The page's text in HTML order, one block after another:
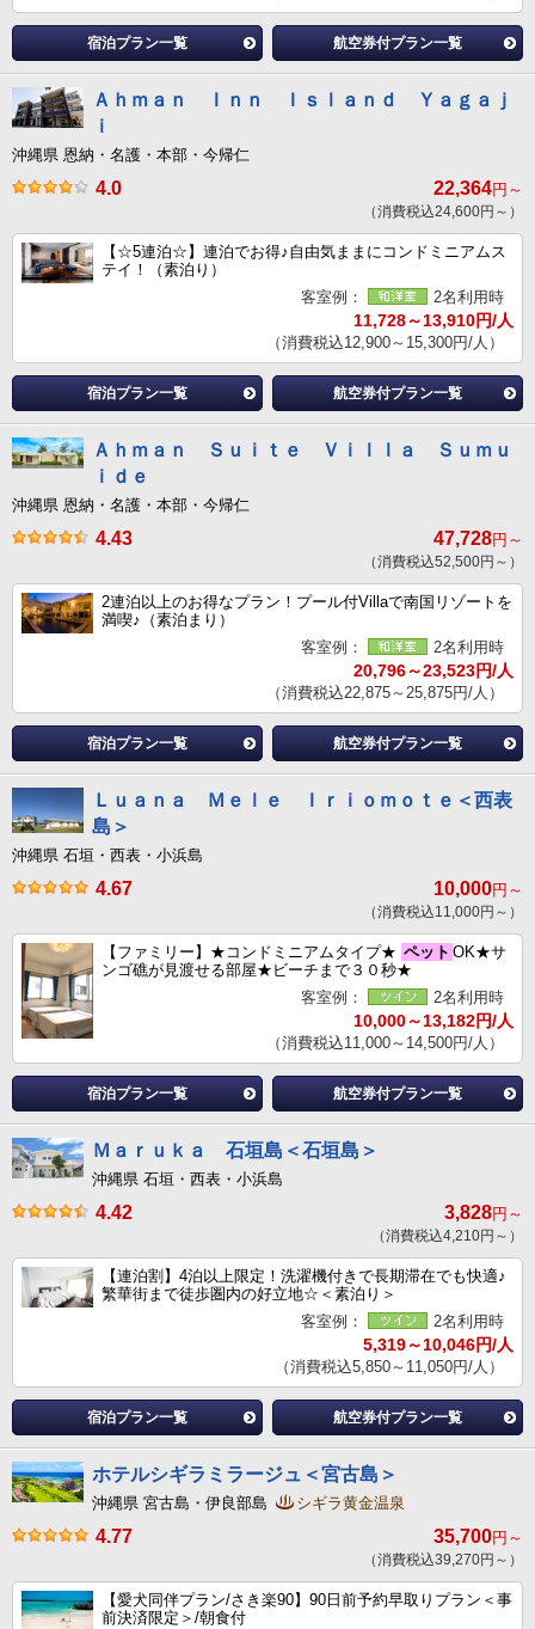
宿泊プラン一覧 航空券付プラン一覧
Ａｈｍａｎ Ｉｎｎ Ｉｓｌａｎｄ Ｙａｇａｊ
ｉ
沖縄県 恩納・名護・本部・今帰仁
4.0 22,364円～
（消費税込24,600円～）
【☆5連泊☆】連泊でお得♪自由気ままにコンドミニアムス
テイ！（素泊り）
客室例：
2名利用時
11,728～13,910円/人
（消費税込12,900～15,300円/人）
宿泊プラン一覧 航空券付プラン一覧
Ａｈｍａｎ Ｓｕｉｔｅ Ｖｉｌｌａ Ｓｕｍｕ
ｉｄｅ
沖縄県 恩納・名護・本部・今帰仁
4.43 47,728円～
（消費税込52,500円～）
2連泊以上のお得なプラン！プール付Villaで南国リゾートを
満喫♪（素泊まり）
客室例：
2名利用時
20,796～23,523円/人
（消費税込22,875～25,875円/人）
宿泊プラン一覧 航空券付プラン一覧
Ｌｕａｎａ Ｍｅｌｅ Ｉｒｉｏｍｏｔｅ＜西表
島＞
沖縄県 石垣・西表・小浜島
4.67 10,000円～
（消費税込11,000円～）
【ファミリー】★コンドミニアムタイプ★ ペット OK★サ
ンゴ礁が見渡せる部屋★ビーチまで３０秒★
客室例：
2名利用時
10,000～13,182円/人
（消費税込11,000～14,500円/人）
宿泊プラン一覧 航空券付プラン一覧
Ｍａｒｕｋａ 石垣島＜石垣島＞
沖縄県 石垣・西表・小浜島
4.42 3,828円～
（消費税込4,210円～）
【連泊割】4泊以上限定！洗濯機付きで長期滞在でも快適♪
繁華街まで徒歩圏内の好立地☆＜素泊り＞
客室例：
2名利用時
5,319～10,046円/人
（消費税込5,850～11,050円/人）
宿泊プラン一覧 航空券付プラン一覧
ホテルシギラミラージュ＜宮古島＞
沖縄県 宮古島・伊良部島 シギラ黄金温泉
4.77 35,700円～
（消費税込39,270円～）
【愛犬同伴プラン/さき楽90】90日前予約早取りプラン＜事
前決済限定＞/朝食付